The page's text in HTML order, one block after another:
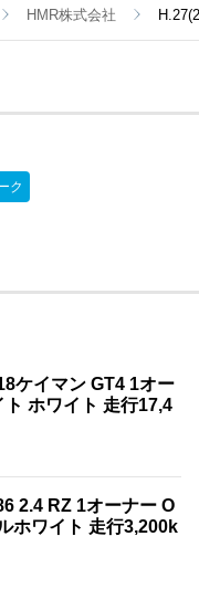
HMR株式会社
ク
ケイマン GT4 1オー
ホワイト 走行17,4
2.4 RZ 1オーナー O
ホワイト 走行3,200k